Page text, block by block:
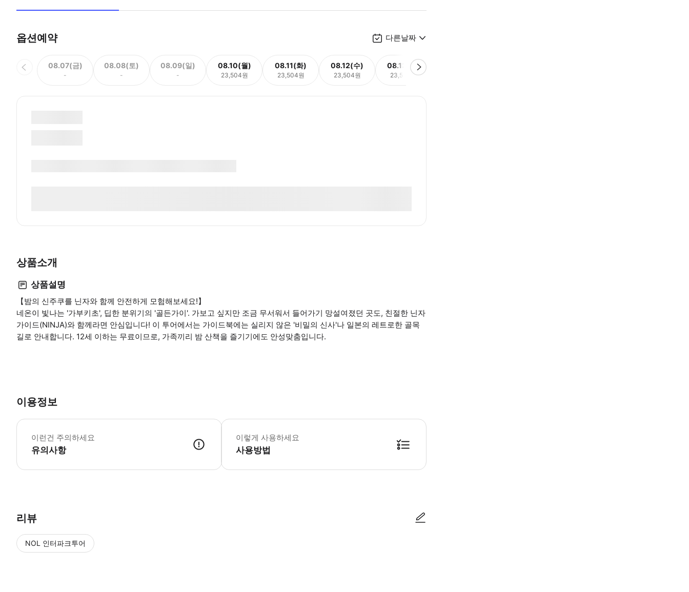
옵션예약 다른날짜
08.07(금)
-
08.08(토)
-
08.09(일)
-
08.10(월)
23,504원
08.11(화)
23,504원
08.12(수)
23,504원
08.13(목)
23,504원
상품소개
상품설명
【밤의 신주쿠를 닌자와 함께 안전하게 모험해보세요!】
네온이 빛나는 '가부키초', 딥한 분위기의 '골든가이'. 가보고 싶지만 조금 무서워서 들어가기 망설여졌던 곳도, 친절한 닌자
가이드(NINJA)와 함께라면 안심입니다! 이 투어에서는 가이드북에는 실리지 않은 '비밀의 신사'나 일본의 레트로한 골목
길로 안내합니다. 12세 이하는 무료이므로, 가족끼리 밤 산책을 즐기기에도 안성맞춤입니다.
이용정보
이런건 주의하세요
유의사항
연령 제한 없음 12세 이하는 무료로 참가하실 수 있으나, 반드시 보호자 동반을 부탁드립니다.
이렇게 사용하세요
사용방법
리뷰
NOL 인터파크투어